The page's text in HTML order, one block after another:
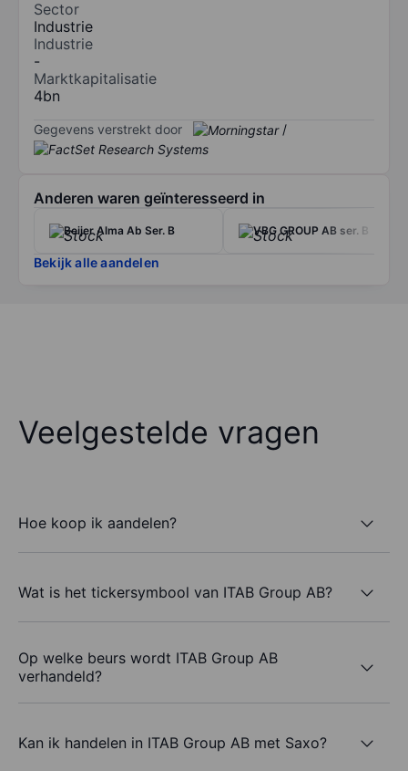
Sector
Industrie
Industrie
-
Marktkapitalisatie
4bn
Gegevens verstrekt door /
Anderen waren geïnteresseerd in
Beijer Alma Ab Ser. B VBG GROUP AB ser. B
Bekijk alle aandelen
Veelgestelde vragen
Hoe koop ik aandelen?
Wat is het tickersymbool van ITAB Group AB?
Op welke beurs wordt ITAB Group AB
verhandeld?
Kan ik handelen in ITAB Group AB met Saxo?